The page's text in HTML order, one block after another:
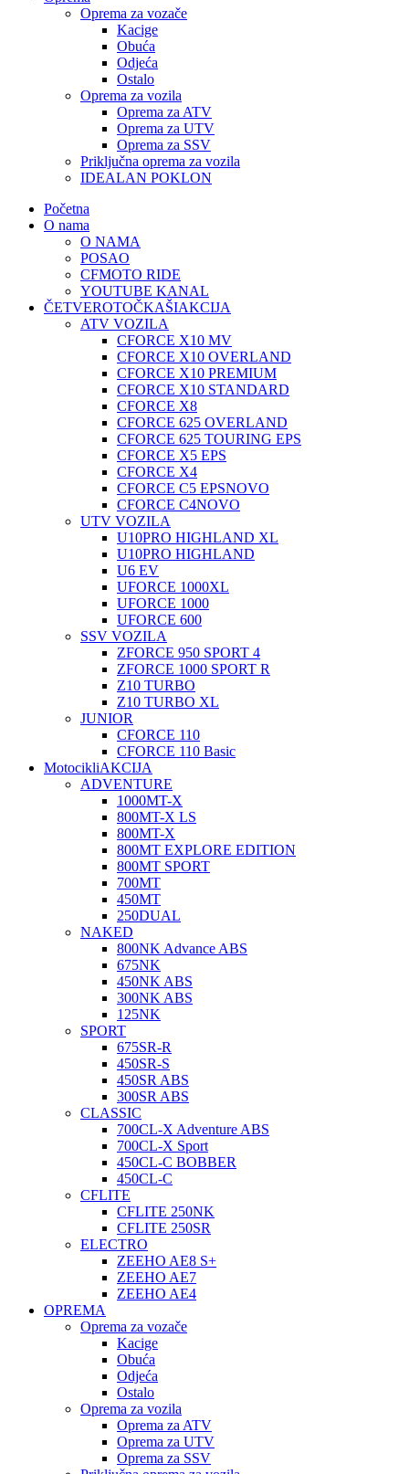
Oprema za vozače
Kacige
Obuća
Odjeća
Ostalo
Oprema za vozila
Oprema za ATV
Oprema za UTV
Oprema za SSV
Priključna oprema za vozila
IDEALAN POKLON
Početna
O nama
O NAMA
POSAO
CFMOTO RIDE
YOUTUBE KANAL
ČETVEROTOČKAŠIAKCIJA
ATV VOZILA
CFORCE X10 MV
CFORCE X10 OVERLAND
CFORCE X10 PREMIUM
CFORCE X10 STANDARD
CFORCE X8
CFORCE 625 OVERLAND
CFORCE 625 TOURING EPS
CFORCE X5 EPS
CFORCE X4
CFORCE C5 EPSNOVO
CFORCE C4NOVO
UTV VOZILA
U10PRO HIGHLAND XL
U10PRO HIGHLAND
U6 EV
UFORCE 1000XL
UFORCE 1000
UFORCE 600
SSV VOZILA
ZFORCE 950 SPORT 4
ZFORCE 1000 SPORT R
Z10 TURBO
Z10 TURBO XL
JUNIOR
CFORCE 110
CFORCE 110 Basic
MotocikliAKCIJA
ADVENTURE
1000MT-X
800MT-X LS
800MT-X
800MT EXPLORE EDITION
800MT SPORT
700MT
450MT
250DUAL
NAKED
800NK Advance ABS
675NK
450NK ABS
300NK ABS
125NK
SPORT
675SR-R
450SR-S
450SR ABS
300SR ABS
CLASSIC
700CL-X Adventure ABS
700CL-X Sport
450CL-C BOBBER
450CL-C
CFLITE
CFLITE 250NK
CFLITE 250SR
ELECTRO
ZEEHO AE8 S+
ZEEHO AE7
ZEEHO AE4
OPREMA
Oprema za vozače
Kacige
Obuća
Odjeća
Ostalo
Oprema za vozila
Oprema za ATV
Oprema za UTV
Oprema za SSV